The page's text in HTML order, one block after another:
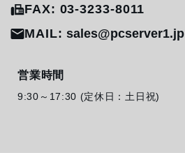
FAX: 03-3233-8011
MAIL:sales@pcserver1.jp
営業時間
9:30～17:30 (定休日：土日祝)